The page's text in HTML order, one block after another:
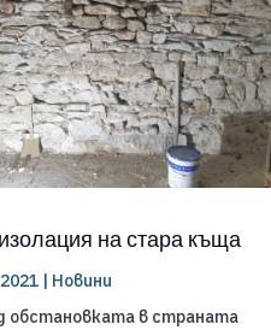
на стара къща
| Новини
обстановката в страната